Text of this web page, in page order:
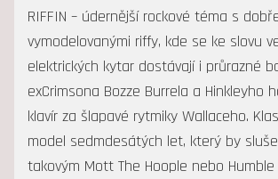
RIFFIN – údernější rockové téma s
vymodelovanými riffy, kde se ke slovu
elektrických kytar dostávají i průrazné
exCrimsona Bozze Burrela a Hinkleyho
klavír za šlapavé rytmiky Wallaceho.
model sedmdesátých let, který by
takovým Mott The Hoople nebo Humble